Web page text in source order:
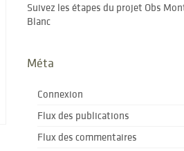
Suivez les étapes du projet Obs
Blanc
Méta
Connexion
Flux des publications
Flux des commentaires